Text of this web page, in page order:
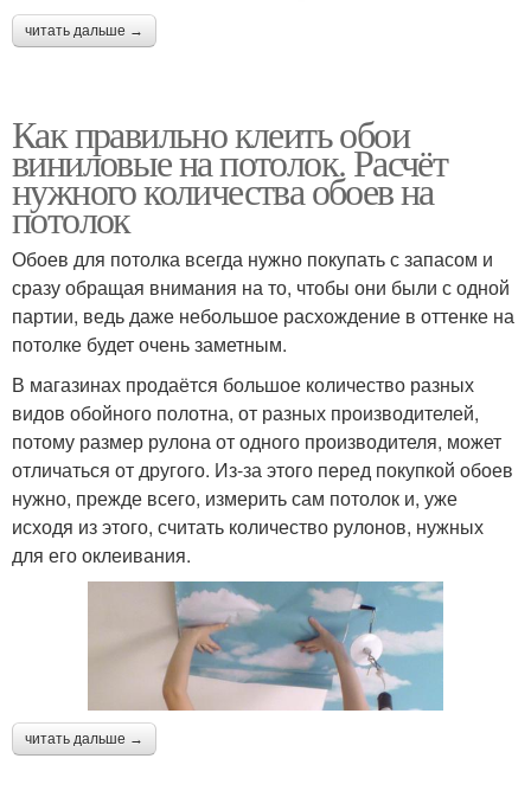
читать дальше →
Как правильно клеить обои
виниловые на потолок. Расчёт
нужного количества обоев на
потолок
Обоев для потолка всегда нужно покупать с запасом и
сразу обращая внимания на то, чтобы они были с одной
партии, ведь даже небольшое расхождение в оттенке на
потолке будет очень заметным.
В магазинах продаётся большое количество разных
видов обойного полотна, от разных производителей,
потому размер рулона от одного производителя, может
отличаться от другого. Из-за этого перед покупкой обоев
нужно, прежде всего, измерить сам потолок и, уже
исходя из этого, считать количество рулонов, нужных
для его оклеивания.
читать дальше →